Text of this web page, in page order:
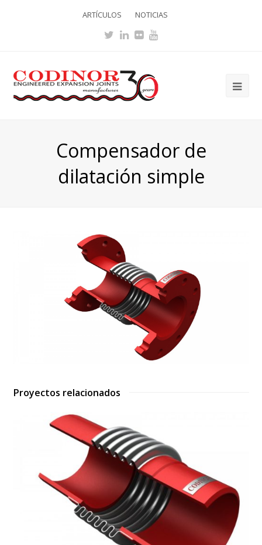
ARTÍCULOS NOTICIAS
Twitter
LinkedIn
FlickrYoutube
Compensador de
dilatación simple
Proyectos relacionados